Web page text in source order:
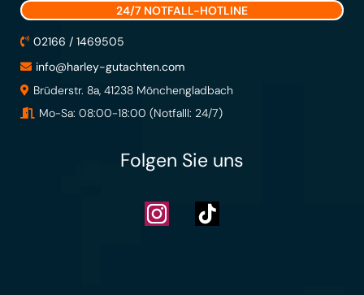
24/7 NOTFALL-HOTLINE
02166 / 1469505
info@harley-gutachten.com
Brüderstr. 8a, 41238 Mönchengladbach
Mo-Sa: 08:00-18:00 (Notfalll: 24/7)
Folgen Sie uns